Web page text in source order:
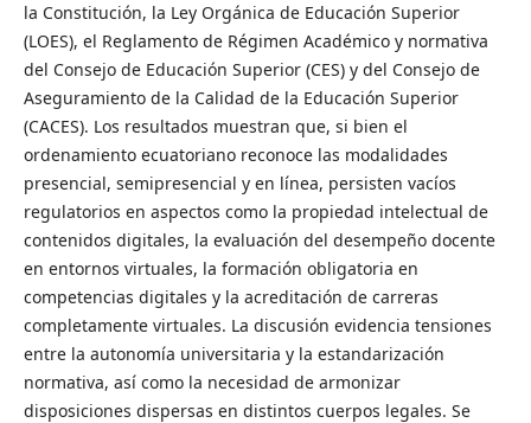
la Constitución, la Ley Orgánica de Educación Superior
(LOES), el Reglamento de Régimen Académico y normativa
del Consejo de Educación Superior (CES) y del Consejo de
Aseguramiento de la Calidad de la Educación Superior
(CACES). Los resultados muestran que, si bien el
ordenamiento ecuatoriano reconoce las modalidades
presencial, semipresencial y en línea, persisten vacíos
regulatorios en aspectos como la propiedad intelectual de
contenidos digitales, la evaluación del desempeño docente
en entornos virtuales, la formación obligatoria en
competencias digitales y la acreditación de carreras
completamente virtuales. La discusión evidencia tensiones
entre la autonomía universitaria y la estandarización
normativa, así como la necesidad de armonizar
disposiciones dispersas en distintos cuerpos legales. Se